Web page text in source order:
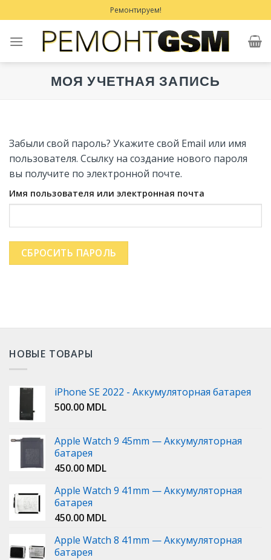
to
content
Ремонтируем!
МОЯ УЧЕТНАЯ ЗАПИСЬ
Забыли свой пароль? Укажите свой Email или имя
пользователя. Ссылку на создание нового пароля
вы получите по электронной почте.
Имя пользователя или электронная почта
СБРОСИТЬ ПАРОЛЬ
НОВЫЕ ТОВАРЫ
iPhone SE 2022 - Аккумуляторная батарея
500.00 MDL
Apple Watch 9 45mm — Аккумуляторная
батарея
450.00 MDL
Apple Watch 9 41mm — Аккумуляторная
батарея
450.00 MDL
Apple Watch 8 41mm — Аккумуляторная
батарея